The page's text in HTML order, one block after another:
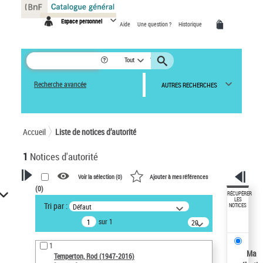
Espace personnel Aide Une question ? Historique
Tout
Recherche avancée AUTRES RECHERCHES
Accueil Liste de notices d’autorité
1 Notices d'autorité
VOTRE RECHERCHE
Recherche avancée dans les
notices d’autorité
Œuvres liées à l'auteur :
Temperton, Rod (1947-2016)
Voir la sélection (0) Ajouter à mes références
(0)
Tri par : Défaut
sur 1
20
résultats/page
1
Temperton, Rod (1947-2016)
RÉCUPÉRER
LES
NOTICES
Ma
Panneau de gestion des cookies